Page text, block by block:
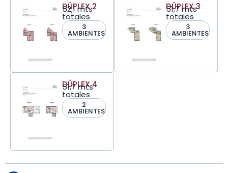
DÚPLEX 2
52,1 mts
totales
3
AMBIENTES
DÚPLEX 3
51,7 mts
totales
3
AMBIENTES
DÚPLEX 4
51,7 mts
totales
2
AMBIENTES